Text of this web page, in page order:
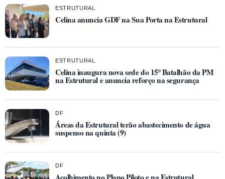
ESTRUTURAL
Celina anuncia GDF na Sua Porta na Estrutural
ESTRUTURAL
Celina inaugura nova sede do 15º Batalhão da PM
na Estrutural e anuncia reforço na segurança
DF
Áreas da Estrutural terão abastecimento de água
suspenso na quinta (9)
DF